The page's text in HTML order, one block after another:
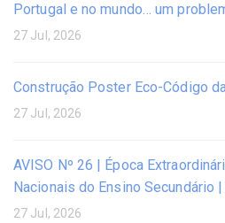
Portugal e no mundo… um
27 Jul, 2026
Construção Poster Eco-Código
27 Jul, 2026
AVISO Nº 26 | Época
Nacionais do Ensino Secundário
27 Jul, 2026